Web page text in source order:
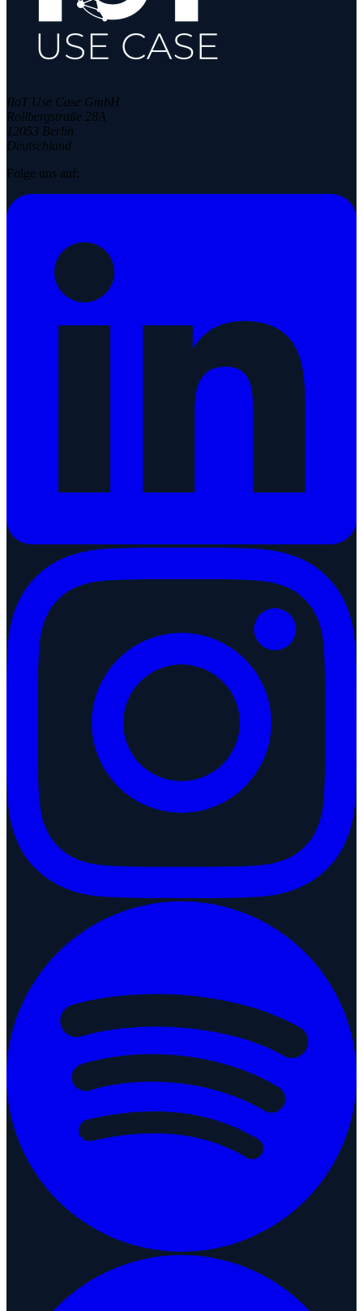
IIoT Use Case GmbH
Rollbergstraße 28A
12053 Berlin
Deutschland
Folge uns auf: